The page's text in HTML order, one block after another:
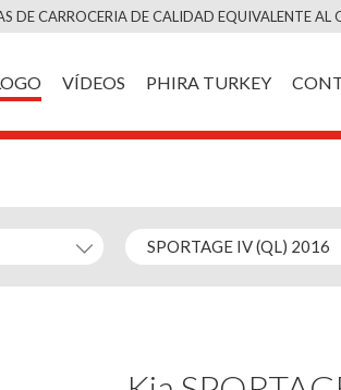
Saltar
contenido
DE CARROCERIA DE CALIDAD EQUIVALENTE AL
VÍDEOS PHIRA TURKEY